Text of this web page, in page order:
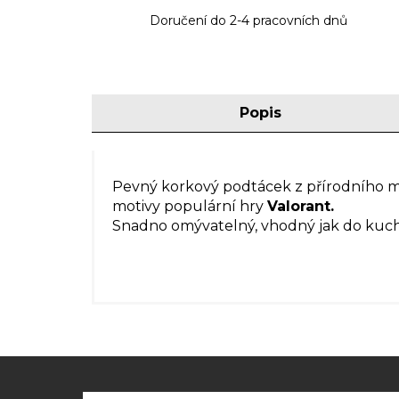
Doručení do 2-4 pracovních dnů
Popis
Pevný korkový podtácek z přírodního
motivy populární hry Valorant.
Snadno omývatelný, vhodný jak do